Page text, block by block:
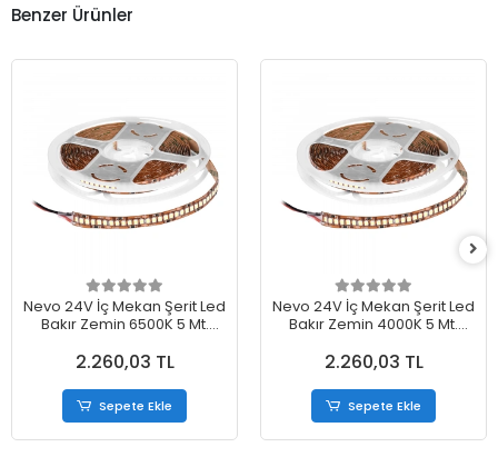
Benzer Ürünler
Nevo 24V İç Mekan Şerit Led
Bakır Zemin 6500K 5 Mt.
2.260,03 TL
Sepete Ekle
Nevo 24V İç Mekan Şerit Led
Bakır Zemin 4000K 5 Mt.
2.260,03 TL
Sepete Ekle